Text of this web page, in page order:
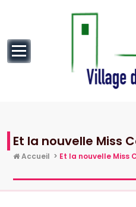
Et la nouvelle Miss
Accueil > Et la nouvelle Miss